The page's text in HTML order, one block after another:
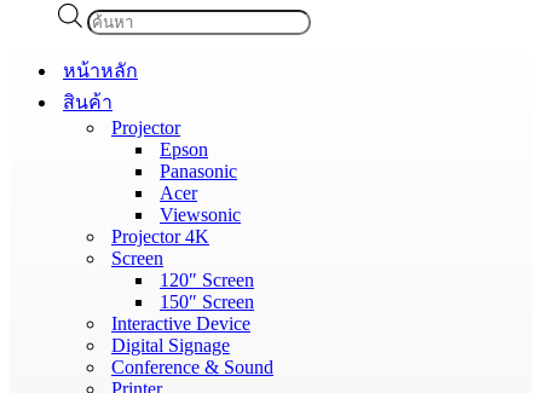
Products
search
หน้าหลัก
สินค้า
Projector
Epson
Panasonic
Acer
Viewsonic
Projector 4K
Screen
120″ Screen
150″ Screen
Interactive Device
Digital Signage
Conference & Sound
Printer